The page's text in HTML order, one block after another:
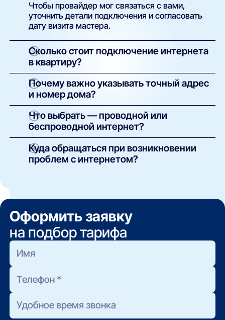
Чтобы провайдер мог связаться с вами,
уточнить детали подключения и согласовать
дату визита мастера.
Сколько стоит подключение интернета
в квартиру?
Как правило, установка бесплатна. Вы
оплачиваете только тариф. В некоторых
случаях возможна плата за оборудование —
сумма указывается в условиях конкретного
предложения.
Почему важно указывать точный адрес
и номер дома?
Это необходимо для технической проверки.
Только по точному адресу система может
определить, какие провайдеры доступны в
вашем доме и какие услуги можно подключить.
Что выбрать — проводной или
беспроводной интернет?
Проводной (оптоволоконный) — надёжный и
быстрый, подходит для стабильной работы,
онлайн-игр и стриминга.
кабель. Менее стабилен, может иметь
Куда обращаться при возникновении
проблем с интернетом?
напрямую провайдеру.
Оформить заявку
на подбор тарифа